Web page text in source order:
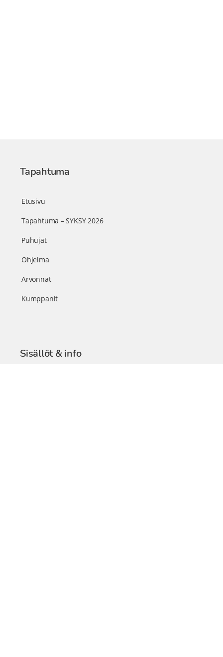
Tapahtuma
Etusivu
Tapahtuma – SYKSY 2026
Puhujat
Ohjelma
Arvonnat
Kumppanit
Sisällöt & info